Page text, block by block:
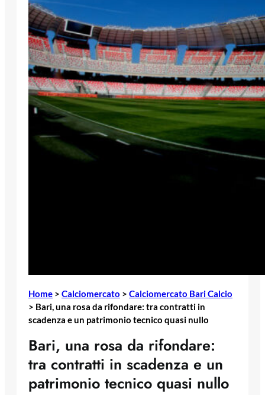
Home > Calciomercato > Calciomercato Bari Calcio
> Bari, una rosa da rifondare: tra contratti in
scadenza e un patrimonio tecnico quasi nullo
Bari, una rosa da rifondare:
tra contratti in scadenza e un
patrimonio tecnico quasi nullo